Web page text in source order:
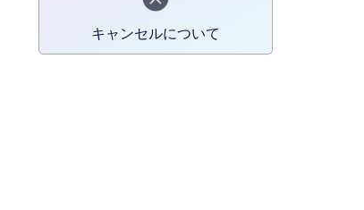
キャンセルについて